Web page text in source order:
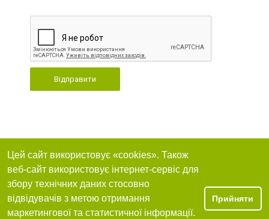
Відправити
Цей сайт використовує «cookies». Також
веб-сайт використовує інтернет-сервіс для
збору технічних даних стосовно
відвідувачів з метою отримання
маркетингової та статистичної інформації.
Прийняти